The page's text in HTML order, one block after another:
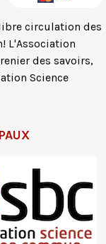
circulation des
L'Association
des savoirs,
Science